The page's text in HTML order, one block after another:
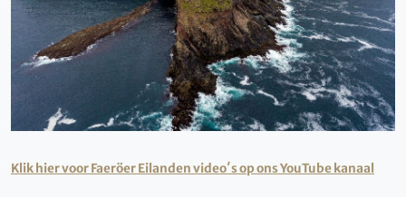
Klik hier voor Faeröer Eilanden video′s op ons YouTube kanaal